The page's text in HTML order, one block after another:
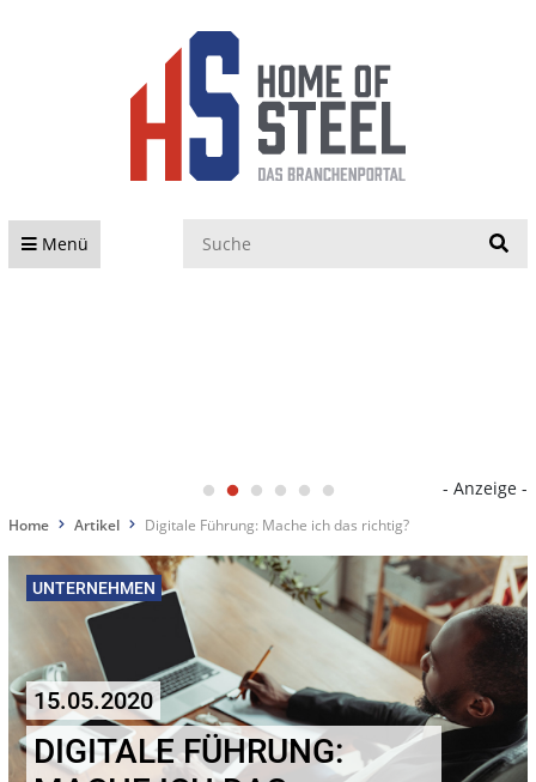
Menü
- Anzeige -
Home Artikel Digitale Führung: Mache ich das richtig?
UNTERNEHMEN
15.05.2020
DIGITALE FÜHRUNG: